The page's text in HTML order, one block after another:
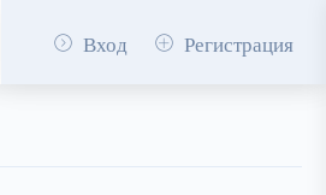
Вход Регистрация